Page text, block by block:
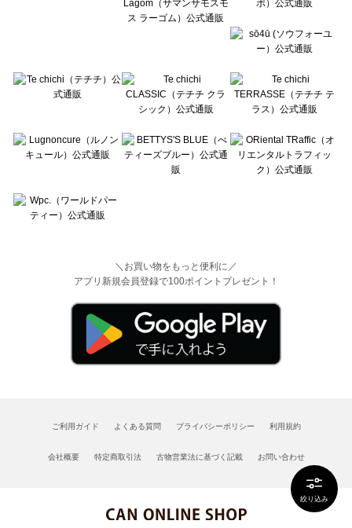
絞り込み
＼お買い物をもっと便利に／
アプリ新規会員登録で100ポイントプレゼント！
ご利用ガイド よくある質問 プライバシーポリシー 利用規約
会社概要 特定商取引法 古物営業法に基づく記載 お問い合わせ